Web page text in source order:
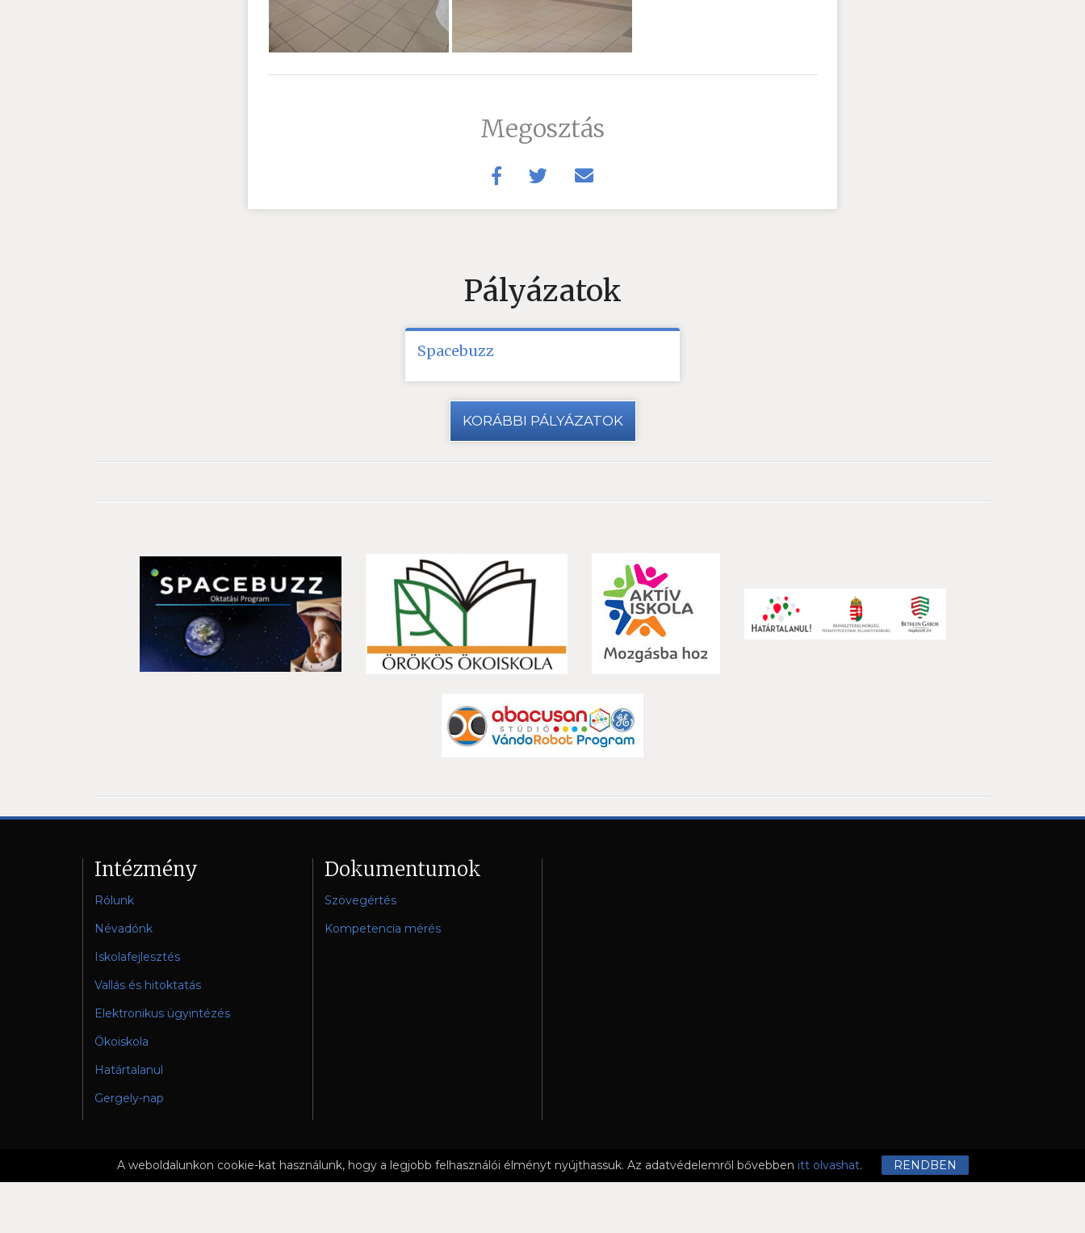
A weboldalunkon cookie-kat használunk, hogy a legjobb felhasználói élményt nyújthassuk. Az adatvédelemről bővebben itt olvashat. RENDBEN
Megosztás
Pályázatok
Spacebuzz
KORÁBBI PÁLYÁZATOK
Intézmény
Rólunk
Névadónk
Iskolafejlesztés
Vallás és hitoktatás
Elektronikus ügyintézés
Ökoiskola
Határtalanul
Gergely-nap
Dokumentumok
Szövegértés
Kompetencia mérés